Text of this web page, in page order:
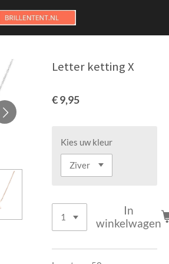
Letter ketting X
€ 9,95
Kies uw kleur
In
winkelwagen